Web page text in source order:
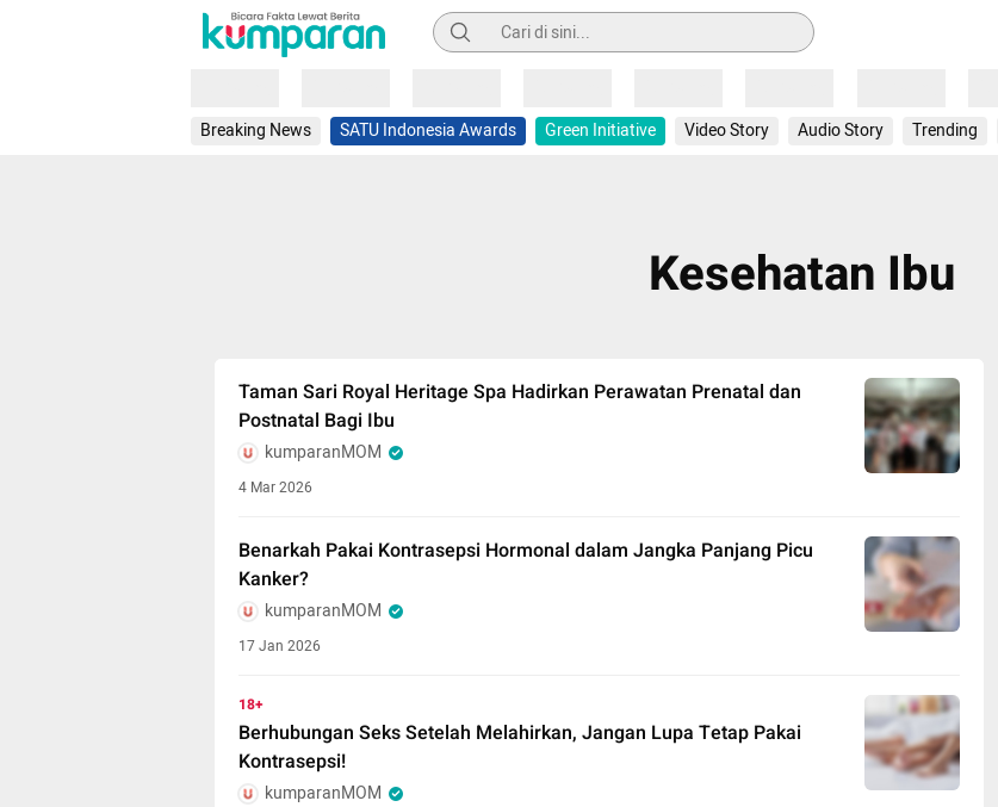
Pencarian
Breaking News SATU Indonesia Awards Green Initiative Video Story Audio Story Trending
Kesehatan Ibu
Taman Sari Royal Heritage Spa Hadirkan Perawatan Prenatal dan
Postnatal Bagi Ibu
kumparanMOM
4 Mar 2026
Benarkah Pakai Kontrasepsi Hormonal dalam Jangka Panjang Picu
Kanker?
kumparanMOM
17 Jan 2026
18+
Berhubungan Seks Setelah Melahirkan, Jangan Lupa Tetap Pakai
Kontrasepsi!
kumparanMOM